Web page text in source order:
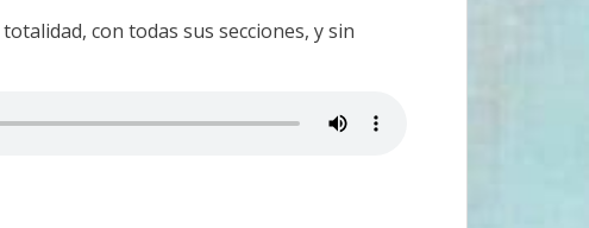
con todas sus secciones, y sin